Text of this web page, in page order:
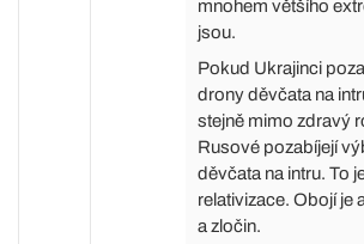
mnohem většího
jsou.
Pokud Ukrajinci
drony děvčata na
stejně mimo zdravý
Rusové pozabíjejí
děvčata na intru. To
relativizace. Obojí je
a zločin.